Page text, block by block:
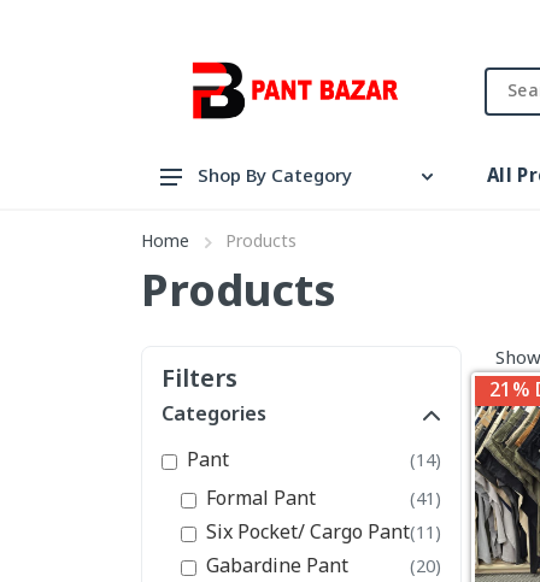
Shirt
Shop By Category All
Home Products
Products
Filters
Categories
Pant
(14)
Formal Pant (41)
Six Pocket/ Cargo Pant(11)
Gabardine Pant (20)
21%